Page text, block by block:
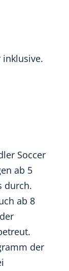
inklusive.
Soccer
ab 5
durch.
ab 8
der